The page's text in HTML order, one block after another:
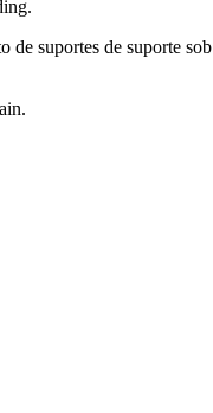
suportes de suporte